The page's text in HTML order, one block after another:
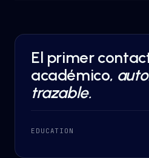
AI AUTOMATION·
El primer
académico,
trazable.
EDUCATION